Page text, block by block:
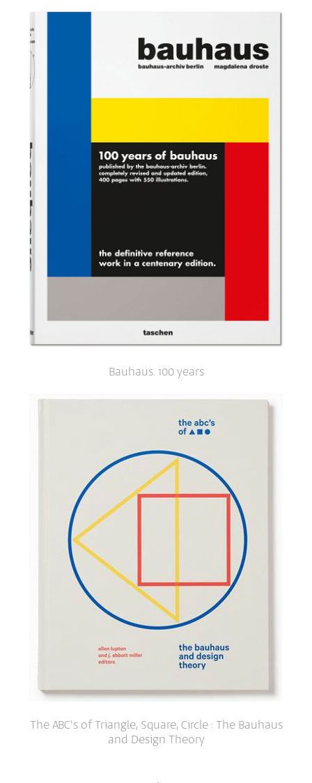
Bauhaus. 100 years
The ABC's of Triangle, Square, Circle : The Bauhaus
and Design Theory